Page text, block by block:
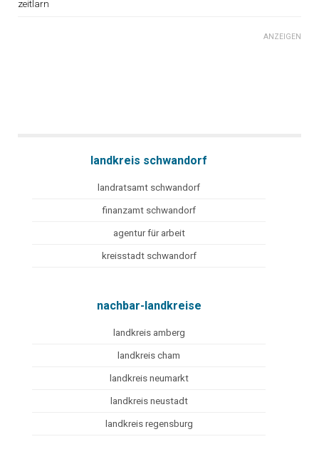
zeitlarn
ANZEIGEN
landkreis schwandorf
landratsamt schwandorf
finanzamt schwandorf
agentur für arbeit
kreisstadt schwandorf
nachbar-landkreise
landkreis amberg
landkreis cham
landkreis neumarkt
landkreis neustadt
landkreis regensburg